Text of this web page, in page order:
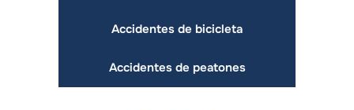
Accidentes de bicicleta
Accidentes de peatones